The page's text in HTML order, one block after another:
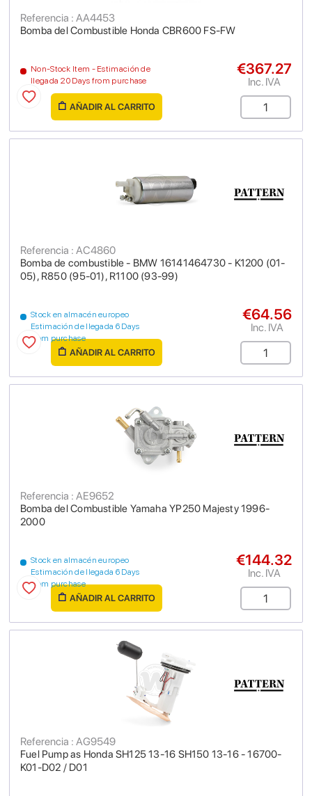
Bomba del Combustible Honda CBR600 FS-FW
Referencia : AA4453
Non-Stock Item - Estimación de
llegada 20 Days from purchase
€367.27
Inc. IVA
AÑADIR AL CARRITO
Bomba de combustible - BMW 16141464730 - K1200 (01-
05), R850 (95-01), R1100 (93-99)
Referencia : AC4860
Stock en almacén europeo
Estimación de llegada 6 Days
from purchase
€64.56
Inc. IVA
AÑADIR AL CARRITO
Bomba del Combustible Yamaha YP250 Majesty 1996-
2000
Referencia : AE9652
Stock en almacén europeo
Estimación de llegada 6 Days
from purchase
€144.32
Inc. IVA
AÑADIR AL CARRITO
Fuel Pump as Honda SH125 13-16 SH150 13-16 - 16700-
K01-D02 / D01
Referencia : AG9549